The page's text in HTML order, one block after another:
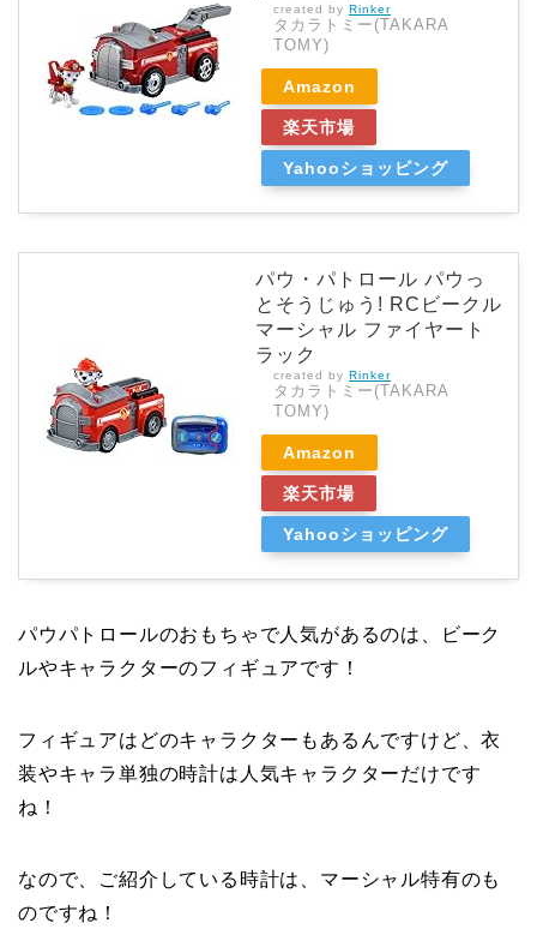
created by Rinker
タカラトミー(TAKARA
TOMY)
Amazon
楽天市場
Yahooショッピング
パウ・パトロール パウっ
とそうじゅう! RCビークル
マーシャル ファイヤート
ラック
created by Rinker
タカラトミー(TAKARA
TOMY)
Amazon
楽天市場
Yahooショッピング
パウパトロールのおもちゃで人気があるのは、ビーク
ルやキャラクターのフィギュアです！
フィギュアはどのキャラクターもあるんですけど、衣
装やキャラ単独の時計は人気キャラクターだけです
ね！
なので、ご紹介している時計は、マーシャル特有のも
のですね！